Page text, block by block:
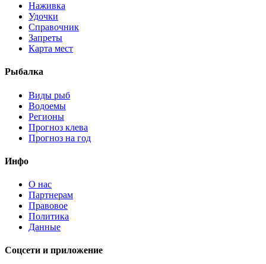
Наживка
Удочки
Справочник
Запреты
Карта мест
Рыбалка
Виды рыб
Водоемы
Регионы
Прогноз клева
Прогноз на год
Инфо
О нас
Партнерам
Правовое
Политика
Данные
Соцсети и приложение